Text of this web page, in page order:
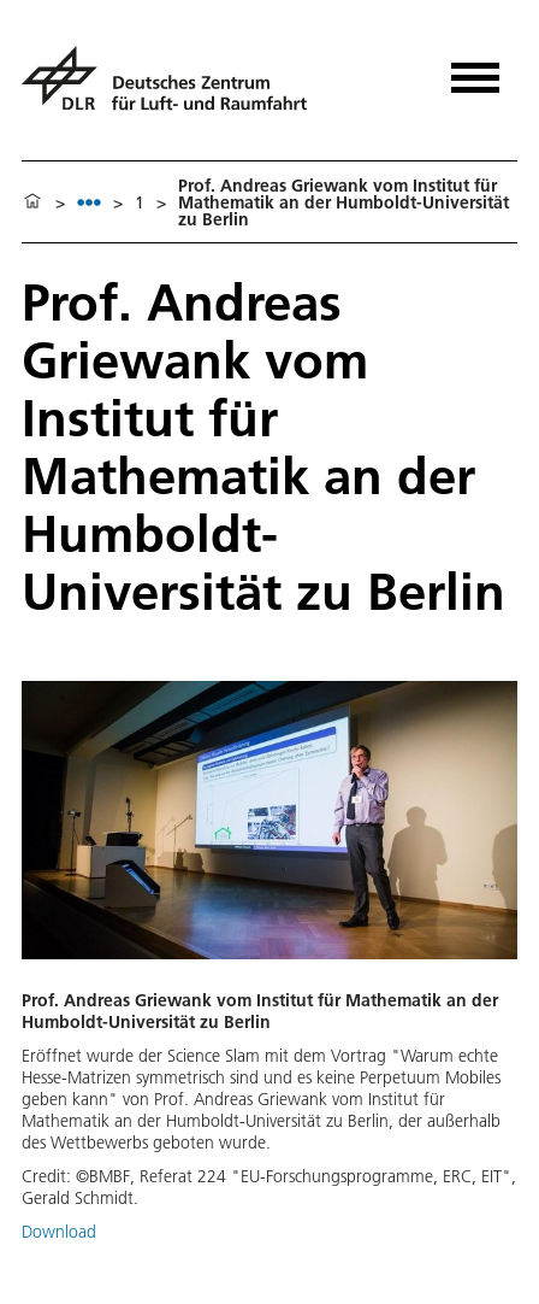
> > 1 >
Prof. Andreas Griewank vom Institut für
Mathematik an der Humboldt-Universität
zu Berlin
Prof. Andreas
Griewank vom
Institut für
Mathematik an der
Humboldt-
Universität zu Berlin
Prof. Andreas Griewank vom Institut für Mathematik an der
Humboldt-Universität zu Berlin
Eröffnet wurde der Science Slam mit dem Vortrag "Warum echte
Hesse-Matrizen symmetrisch sind und es keine Perpetuum Mobiles
geben kann" von Prof. Andreas Griewank vom Institut für
Mathematik an der Humboldt-Universität zu Berlin, der außerhalb
des Wettbewerbs geboten wurde.
Credit: ©BMBF, Referat 224 "EU-Forschungsprogramme, ERC, EIT",
Gerald Schmidt.
Download